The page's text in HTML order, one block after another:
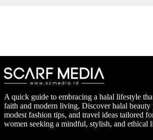
A quick guide to embracing a halal lifestyle
faith and modern living. Discover halal beauty
modest fashion tips, and travel ideas tailored
women seeking a mindful, stylish, and ethical